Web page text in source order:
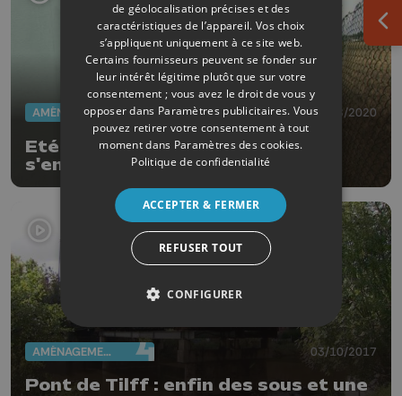
AMÉNAGEMENT DU TERRITOIRE 18/08/2020
Eté solidaire: Villers-Le-Bouillet
s'embellit grâce aux jeunes
AMÉNAGEMENT DU TERRITOIRE 03/10/2017
Pont de Tilff : enfin des sous et une
de géolocalisation précises et des
caractéristiques de l’appareil. Vos choix
s’appliquent uniquement à ce site web.
Certains fournisseurs peuvent se fonder sur
leur intérêt légitime plutôt que sur votre
consentement ; vous avez le droit de vous y
opposer dans Paramètres publicitaires. Vous
pouvez retirer votre consentement à tout
moment dans Paramètres des cookies.
Politique de confidentialité
ACCEPTER & FERMER
REFUSER TOUT
CONFIGURER